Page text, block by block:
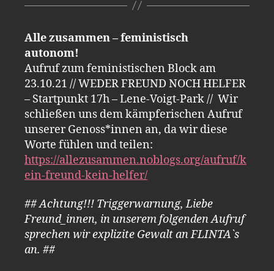
Alle zusammen – feministisch
autonom!
Aufruf zum feministischen Block am
23.10.21 // WEDER FREUND NOCH HELFER
– Startpunkt 17h – Lene-Voigt-Park // Wir
schließen uns dem kämpferischen Aufruf
unserer Genoss*innen an, da wir diese
Worte fühlen und teilen:
https://allezusammen.noblogs.org/aufruf/k
ein-freund-kein-helfer/
## Achtung!!! Triggerwarnung, Liebe
Freund_innen, in unserem folgenden Aufruf
sprechen wir explizite Gewalt an FLINTA`s
an. ##